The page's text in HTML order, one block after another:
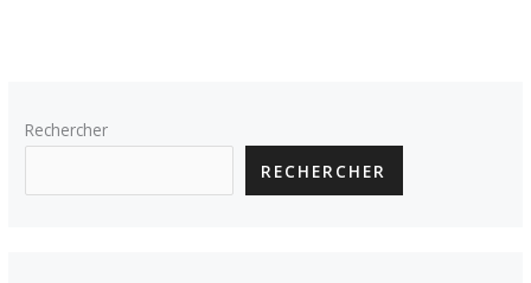
Rechercher
RECHERCHER